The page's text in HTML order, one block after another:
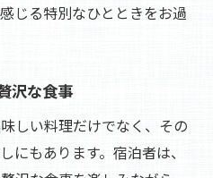
じる特別なひとときをお過
沢な食事
しい料理だけでなく、その
にもあります。宿泊者は、